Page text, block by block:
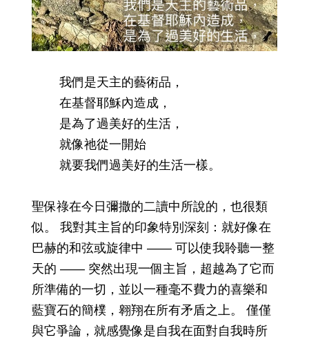
我們是天主的藝術品，
在基督耶穌內造成，
是為了過美好的生活，
就像祂從一開始
就要我們過美好的生活一樣。
聖保祿在今日彌撒的二讀中所說的，也很類
似。 我對其主旨的印象特別深刻：就好像在
巴赫的和弦或旋律中 —— 可以使我聆聽一整
天的 —— 突然出現一個主旨，超越為了它而
所準備的一切，並以一種毫不費力的喜樂和
藍寶石的簡樸，翱翔在所有矛盾之上。 僅僅
與它爭論，就感覺像是自我在面對自我時所